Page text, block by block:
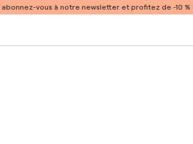
abonnez-vous à notre newsletter et profitez de -10